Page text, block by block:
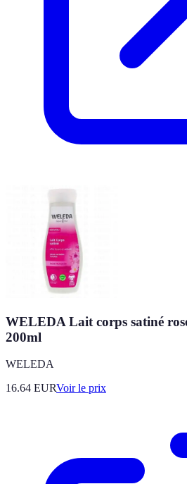
WELEDA Lait corps satiné
200ml
WELEDA
16.64 EURVoir le prix